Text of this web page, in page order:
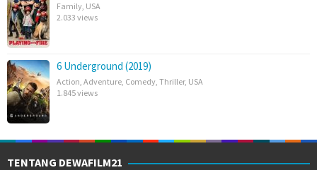
Family USA
2.033 views
6 Underground (2019)
Action Adventure Comedy Thriller, USA
1.845 views
TENTANG DEWAFILM21